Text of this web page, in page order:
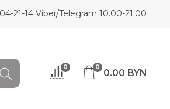
21-14 Viber/Telegram 10.00-21.00
0 0 0.00 BYN